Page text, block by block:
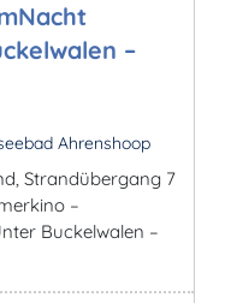
–
Ahrenshoop
Strandübergang 7
–
Buckelwalen –